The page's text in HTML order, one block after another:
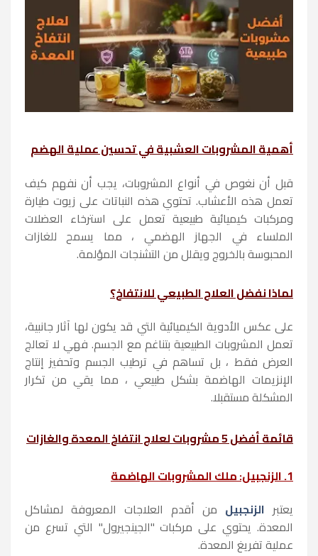
أهمية المشروبات العشبية في تحسين عملية الهضم
قبل أن نغوص في أنواع المشروبات، يجب أن نفهم كيف
تعمل هذه الأعشاب. تحتوي هذه النباتات على زيوت طيارة
ومركبات كيميائية طبيعية تعمل على استرخاء العضلات
الملساء في الجهاز الهضمي ، مما يسمح للغازات
المحبوسة بالخروج ويقلل من التشنجات المؤلمة.
لماذا نفضل العلاج الطبيعي للانتفاخ؟
على عكس الأدوية الكيميائية التي قد يكون لها آثار جانبية،
تعمل المشروبات الطبيعية بتناغم مع الجسم. فهي لا تعالج
العرض فقط ، بل تساهم في ترطيب الجسم وتحفيز إنتاج
الإنزيمات الهاضمة بشكل طبيعي ، مما يقي من تكرار
المشكلة مستقبلا.
قائمة أفضل 5 مشروبات لعلاج انتفاخ المعدة والغازات
1. الزنجبيل: ملك المشروبات الهاضمة
يعتبر الزنجبيل من أقدم العلاجات المعروفة لمشاكل
المعدة. يحتوي على مركبات "الجينجيرول" التي تسرع من
عملية تفريغ المعدة.